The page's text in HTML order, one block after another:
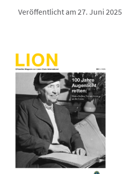
Veröffentlicht am 27. Juni 2025